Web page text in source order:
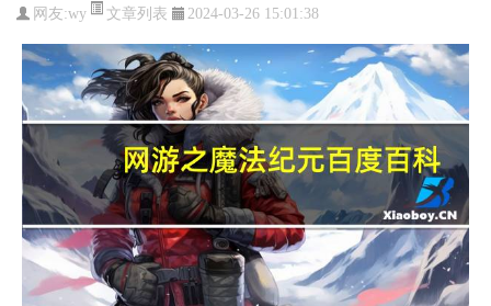
网友:wy 文章列表 2024-03-26 15:01:38